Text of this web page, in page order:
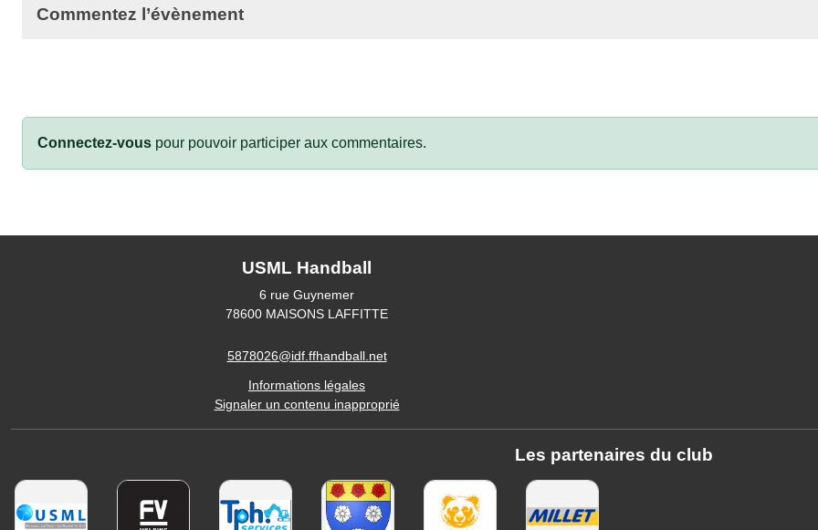
Commentez l’évènement
Connectez-vous pour pouvoir participer aux commentaires.
USML Handball
6 rue Guynemer
78600 MAISONS LAFFITTE
5878026@idf.ffhandball.net
Informations légales
Signaler un contenu inapproprié
Les partenaires du club